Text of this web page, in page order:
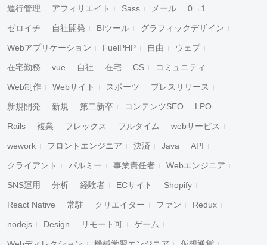
進行管理 アフィリエイト Sass メール 0→1
ゼロイチ 自社開発 BIツール グラフィックデザイン
Webアプリケーション FuelPHP 自由 ウェブ
在宅勤務 vue 自社 在宅 CS コミュニティ
Web制作 Webサイト スポーツ プレスリリース
新規開発 新規 第二新卒 コンテンツSEO LPO
Rails 複業 フレックス フルタイム webサービス
wework フロントエンジニア 決済 Java API
クライアント パルミー 事業責任者 Webエンジニア
SNS運用 分析 経験者 ECサイト Shopify
React Native 常駐 クリエイター ファン Redux
nodejs Design リモート可 ゲーム